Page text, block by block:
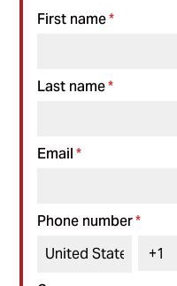
First name*
Last name*
Email *
Phone number*